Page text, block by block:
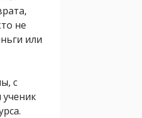
не
или
с
ученик